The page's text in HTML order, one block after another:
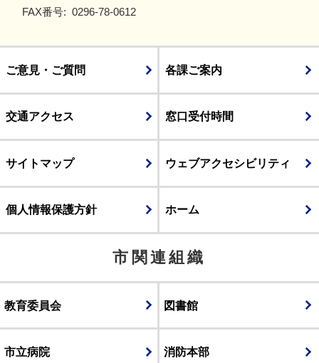
FAX番号: 0296-78-0612
ご意見・ご質問 各課ご案内
交通アクセス 窓口受付時間
サイトマップ ウェブアクセシビリティ
個人情報保護方針 ホーム
市関連組織
教育委員会 図書館
市立病院 消防本部